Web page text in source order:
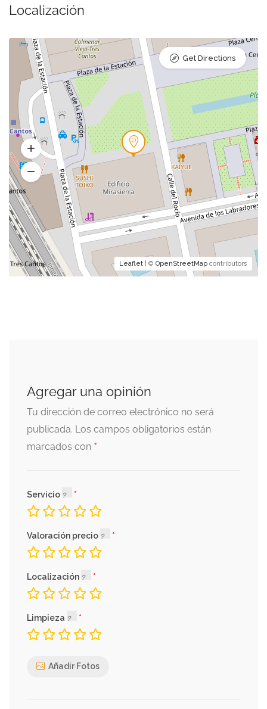
Localización
Leaflet | © OpenStreetMap contributors
Get Directions
Agregar una opinión
Tu dirección de correo electrónico no será
publicada. Los campos obligatorios están
marcados con *
Servicio
Valoración precio
Localización
Limpieza
Añadir Fotos